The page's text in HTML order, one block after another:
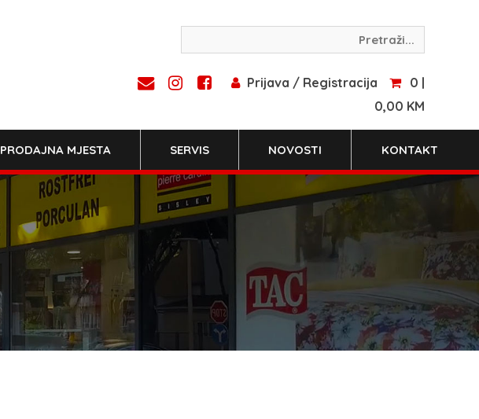
Prijava / Registracija
0 |
0,00 KM
PRODAJNA MJESTA SERVIS NOVOSTI KONTAKT